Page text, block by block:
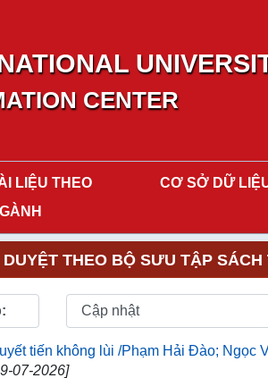
CENTER
LIỆU THEO
CƠ SỞ DỮ
DUYỆT THEO BỘ SƯU TẬP
tiến không lùi /Phạm Hải Đào; Ngọc
07-2026]